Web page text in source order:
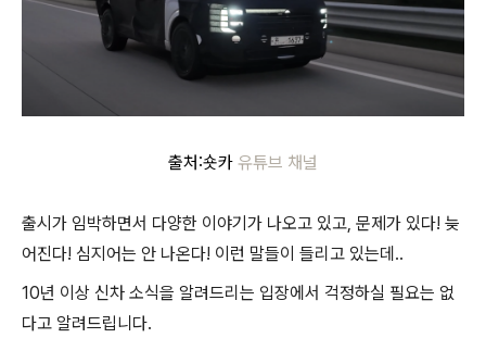
출처:숏카 유튜브 채널
출시가 임박하면서 다양한 이야기가 나오고 있고, 문제가 있다! 늦
어진다! 심지어는 안 나온다! 이런 말들이 들리고 있는데..
10년 이상 신차 소식을 알려드리는 입장에서 걱정하실 필요는 없
다고 알려드립니다.